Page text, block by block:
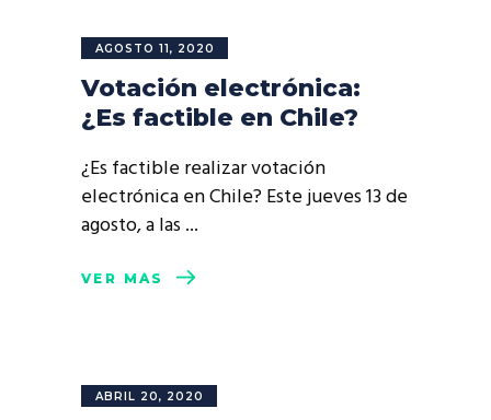
AGOSTO 11, 2020
Votación electrónica:
¿Es factible en Chile?
¿Es factible realizar votación
electrónica en Chile? Este jueves 13 de
agosto, a las
VER MÁS
ABRIL 20, 2020